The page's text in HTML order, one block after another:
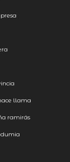
llama
ramirás